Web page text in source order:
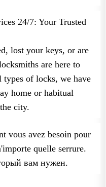
24/7: Your Trusted
lost your keys, or are
are here to
types of locks, we have
home or habitual
city.
vous avez besoin pour
quelle serrure.
вам нужен.